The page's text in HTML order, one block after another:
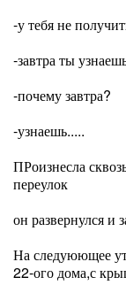
-у тебя не
-завтра ты
-почему завтра?
-узнаешь.....
ПРоизнесла
переулок
он развернулся и
На следуюющее
22-ого дома,с